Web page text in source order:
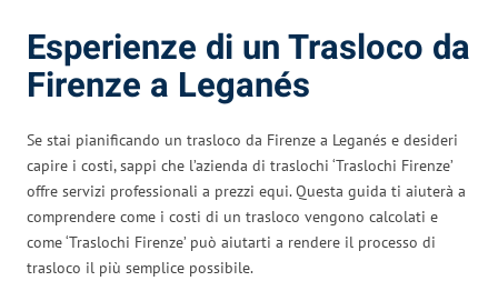
Esperienze di un Trasloco da
Firenze a Leganés
Se stai pianificando un trasloco da Firenze a Leganés e desideri
capire i costi, sappi che l’azienda di traslochi ‘Traslochi Firenze’
offre servizi professionali a prezzi equi. Questa guida ti aiuterà a
comprendere come i costi di un trasloco vengono calcolati e
come ‘Traslochi Firenze’ può aiutarti a rendere il processo di
trasloco il più semplice possibile.